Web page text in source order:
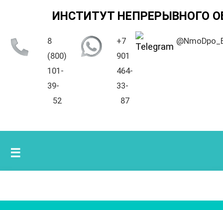
ИНСТИТУТ НЕПРЕРЫВНОГО
8
(800)
101-
39-
52
+7
901
464-
33-
87
☰